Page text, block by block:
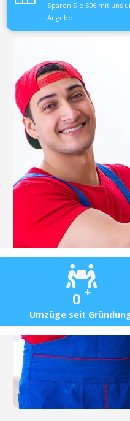
0 +
Umzüge seit
Sparen Sie 50€ mit uns
Angebot.